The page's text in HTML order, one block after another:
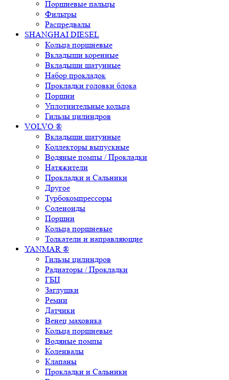
Поршневые пальцы
Фильтры
Распредвалы
SHANGHAI DIESEL
Кольца поршневые
Вкладыши коренные
Вкладыши шатунные
Набор прокладок
Прокладки головки блока
Поршни
Уплотнительные кольца
Гильзы цилиндров
VOLVO ®
Вкладыши шатунные
Коллекторы выпускные
Водяные помпы / Прокладки
Натяжители
Прокладки и Сальники
Другое
Турбокомпрессоры
Соленоиды
Поршни
Кольца поршневые
Толкатели и направляющие
YANMAR ®
Гильзы цилиндров
Радиаторы / Прокладки
ГБЦ
Заглушки
Ремни
Датчики
Венец маховика
Кольца поршневые
Водяные помпы
Коленвалы
Клапаны
Прокладки и Сальники